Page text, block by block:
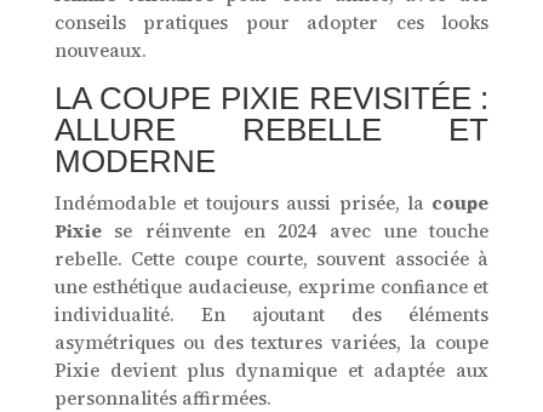
conseils pratiques pour adopter ces looks
nouveaux.
LA COUPE PIXIE REVISITÉE :
ALLURE REBELLE ET
MODERNE
Indémodable et toujours aussi prisée, la coupe
Pixiese réinvente en 2024 avec une touche
rebelle. Cette coupe courte, souvent associée à
une esthétique audacieuse, exprime confiance et
individualité. En ajoutant des éléments
asymétriques ou des textures variées, la coupe
Pixie devient plus dynamique et adaptée aux
personnalités affirmées.